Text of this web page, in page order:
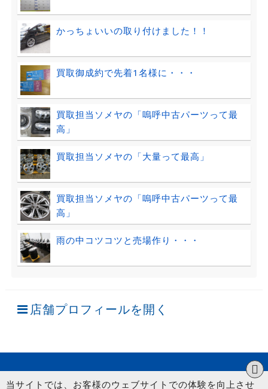
かっちょいいの取り付けました！！
買取御成約で先着1名様に・・・
買取担当ソメヤの「嗚呼中古パーツって最
高」
買取担当ソメヤの「大量って最高」
買取担当ソメヤの「嗚呼中古パーツって最
高」
雨の中コツコツと売場作り・・・
店舗プロフィールを開く
当サイトでは、お客様のウェブサイトでの体験を向上させ